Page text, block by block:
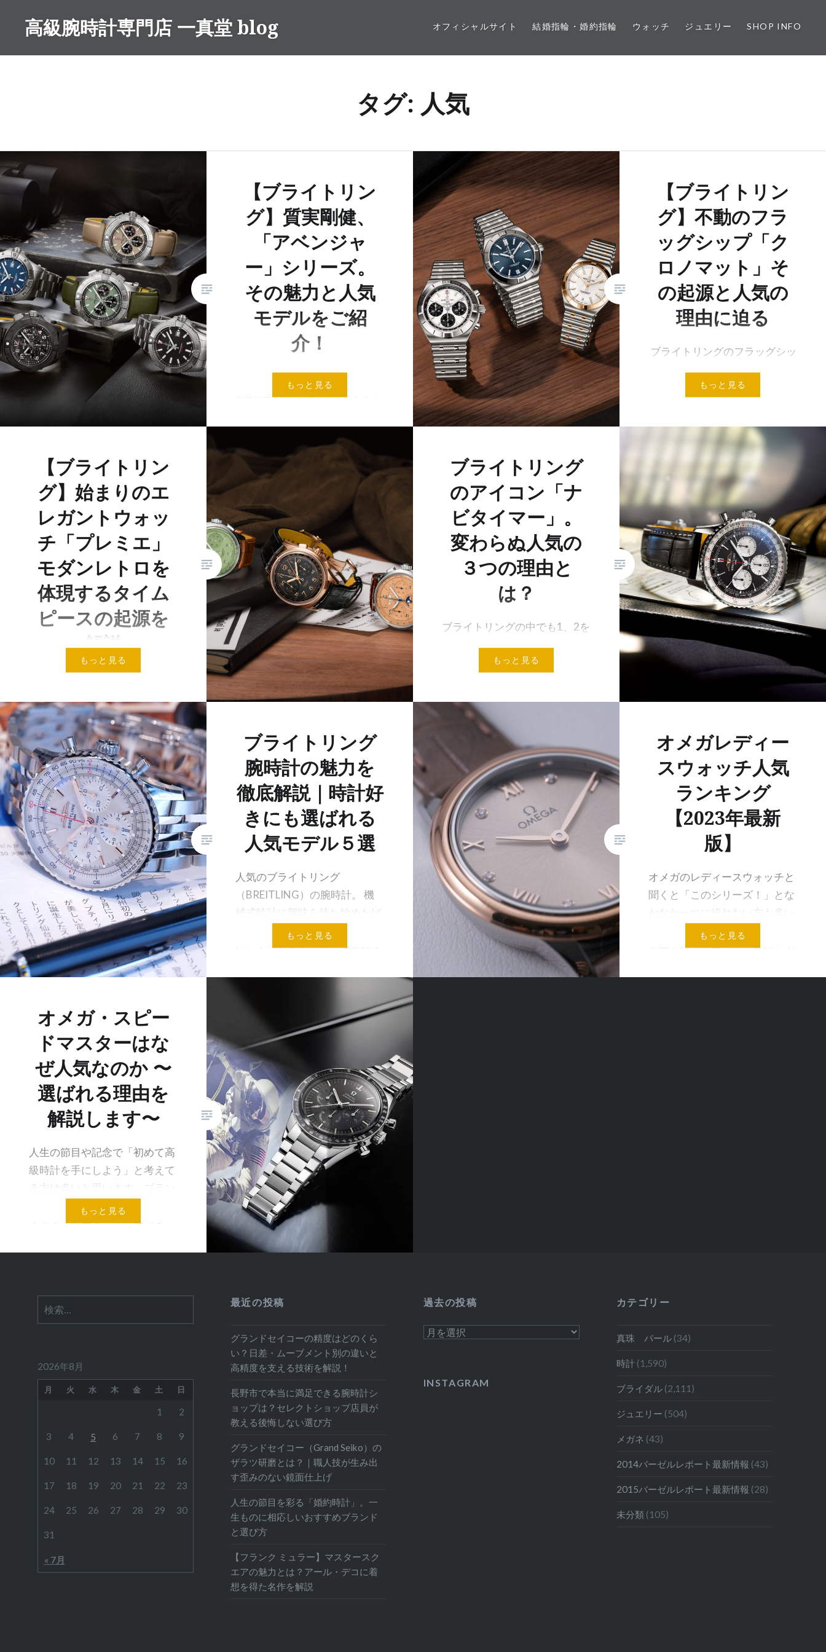
ン
高級腕時計専門店 一真堂 blog オフィシャルサイト 結婚指輪・婚約指輪 ウォッチ ジュエリー SHOP INFO
タグ: 人気
【ブライトリン
グ】質実剛健、
「アベンジャ
ー」シリーズ。
その魅力と人気
モデルをご紹
介！
140年以上の歴史を誇るスイス
の老舗時計ブランド、ブライト
は深く、「ブライトリングと言
えば、パイロットウォッチ」と
いうブランドイメージは、現代
でも根強いものです。 レシプロ
もっと見る
【ブライトリン
グ】不動のフラ
ッグシップ「ク
ロノマット」そ
の起源と人気の
理由に迫る
ブライトリングのフラッグシッ
誇るクロノマット。 傑作クロノ
ーズのひとつです。 スイス時計
のなかでも、スポーツラグジュ
アリーウォッチとし…
もっと見る
【ブライトリン
グ】始まりのエ
レガントウォッ
チ「プレミエ」
モダンレトロを
体現するタイム
ピースの起源を
解説
数々の魅力的なシリーズがある
クション。 中でも、エレガント
なディテールとモダンレトロな
タッチが美しいモデルが「プレ
ミエ」です。 ブライトリング
「最初の」エレガントウォッ
チ、「プレミエ」 プレミ…
もっと見る
ブライトリング
のアイコン「ナ
ビタイマー」。
変わらぬ人気の
３つの理由と
は？
ブライトリングの中でも1、2を
マー」。 ブランドのアイコンと
リーズです。 時計ファンの心を
掴んで離さない名作の魅力と
は、いったいどんなと…
もっと見る
ブライトリング
腕時計の魅力を
徹底解説｜時計好
きにも選ばれる
人気モデル５選
人気のブライトリング
（BREITLING）の腕時計。 機
械式時計に興味を持ち始めたば
かりの方でも、「ブライトリン
グ」という名前は聞いた事があ
もっと見る
オメガレディー
スウォッチ人気
ランキング
【2023年最新
版】
オメガのレディースウォッチと
聞くと「このシリーズ！」とな
かなか一つに絞れない方も多い
のではないでしょうか？ メンズ
モデルがフォーカスされがちで
もっと見る
オメガ・スピー
ドマスターはな
ぜ人気なのか 〜
選ばれる理由を
解説します〜
人生の節目や記念で「初めて高
級時計を手にしよう」と考えて
る方は多いと思います。ブラン
ドの選択肢に必ず挙がるのがオ
メガ・スピードマスターです。
もっと見る
検
索:
最近の投稿
グランドセイコーの精度はどのくら
い？日差・ムーブメント別の違いと
高精度を支える技術を解説！
長野市で本当に満足できる腕時計シ
ョップは？セレクトショップ店員が
教える後悔しない選び方
グランドセイコー（Grand Seiko）の
ザラツ研磨とは？｜職人技が生み出
す歪みのない鏡面仕上げ
人生の節目を彩る「婚約時計」。一
生ものに相応しいおすすめブランド
と選び方
【フランク ミュラー】マスタースク
エアの魅力とは？アール・デコに着
想を得た名作を解説
過去の投稿
過
カテゴリー
真珠 パール(34)
時計 (1,590)
ブライダル(2,111)
ジュエリー (504)
メガネ (43)
2014バーゼルレポート最新情報 (43)
2015バーゼルレポート最新情報 (28)
未分類(105)
2026年8月
月 火 水 木 金 土 日
« 7月
1 2
3 4 5 6 7 8 9
10 11 12 13 14 15 16
17 18 19 20 21 22 23
24 25 26 27 28 29 30
31
INSTAGRAM